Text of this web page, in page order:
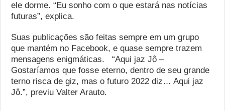
ele dorme. “Eu sonho com o que estará nas notícias
futuras”, explica.
Suas publicações são feitas sempre em um grupo
que mantém no Facebook, e quase sempre trazem
mensagens enigmáticas. “Aqui jaz Jô –
Gostaríamos que fosse eterno, dentro de seu grande
terno risca de giz, mas o futuro 2022 diz… Aqui jaz
Jô.”, previu Valter Arauto.